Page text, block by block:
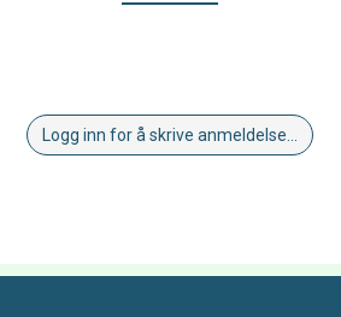
Logg inn for å skrive anmeldelse...